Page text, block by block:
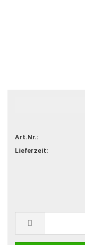
Art.Nr.:
Lieferzeit: